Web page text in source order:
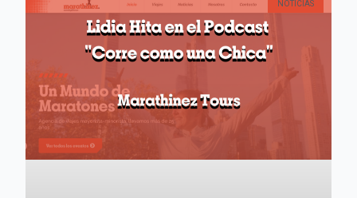
NOTICIAS